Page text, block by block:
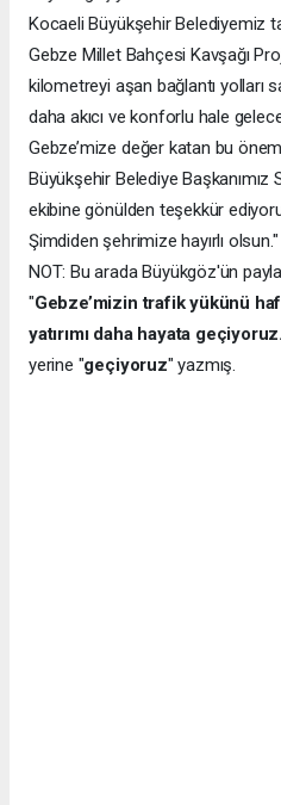
Kocaeli Büyükşehir Belediyemiz
Gebze Millet Bahçesi Kavşağı
kilometreyi aşan bağlantı yolları
daha akıcı ve konforlu hale
Gebze’mize değer katan bu
Büyükşehir Belediye Başkanımız
ekibine gönülden teşekkür
Şimdiden şehrimize hayırlı olsun."
NOT: Bu arada Büyükgöz'ün
"Gebze’mizin trafik yükünü
yatırımı daha hayata
yerine "geçiyoruz" yazmış.